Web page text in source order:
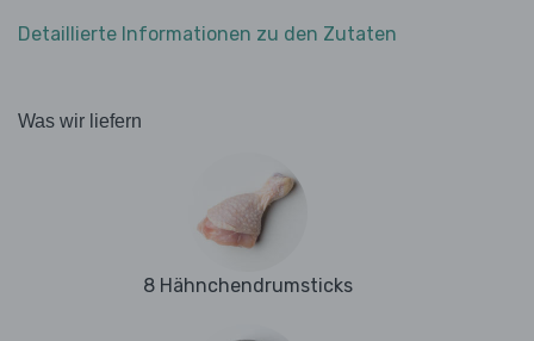
Detaillierte Informationen zu den Zutaten
Was wir liefern
8 Hähnchendrumsticks